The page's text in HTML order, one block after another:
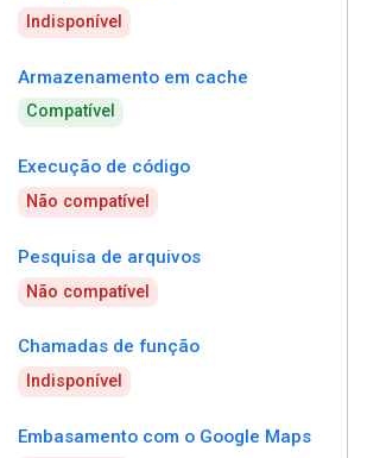
Indisponível
Armazenamento em cache
Compatível
Execução de código
Não compatível
Pesquisa de arquivos
Não compatível
Chamadas de função
Indisponível
Embasamento com o Google Maps